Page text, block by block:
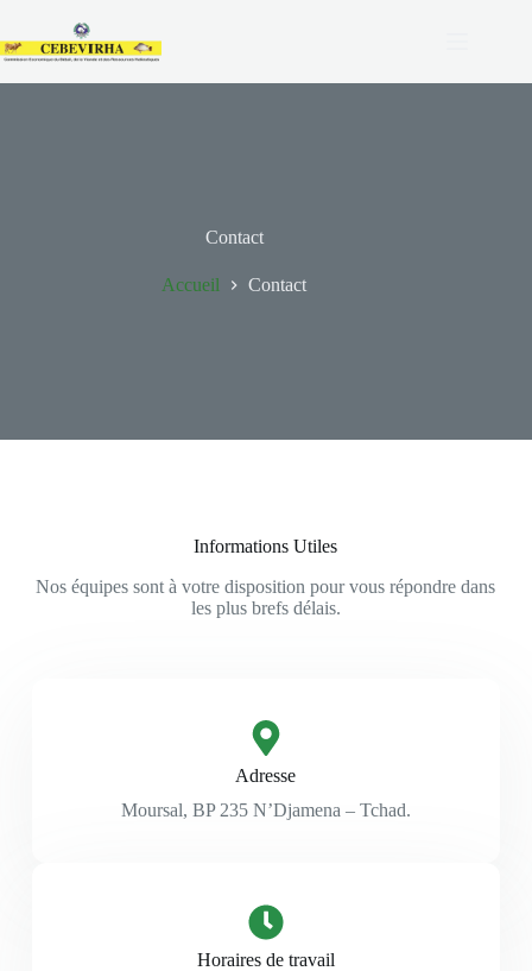
Contact
Accueil Contact
Informations Utiles
Nos équipes sont à votre disposition pour vous répondre dans
les plus brefs délais.
Adresse
Moursal, BP 235 N’Djamena – Tchad.
Horaires de travail